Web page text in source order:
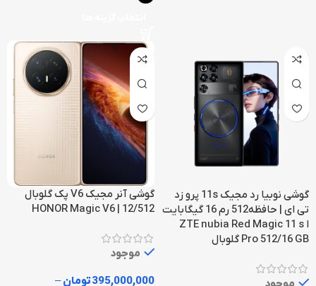
گوشی نوبیا رد مجیک 11s پرو زد
تی ای | حافظه512 رم 16 گیگابایت
ا ZTE nubia Red Magic 11 s
Pro 512/16 GB گلوبال
گوشی آنر مجیک V6 پک گلوبال
12/512 | HONOR Magic V6
موجود
395,000,000تومان–